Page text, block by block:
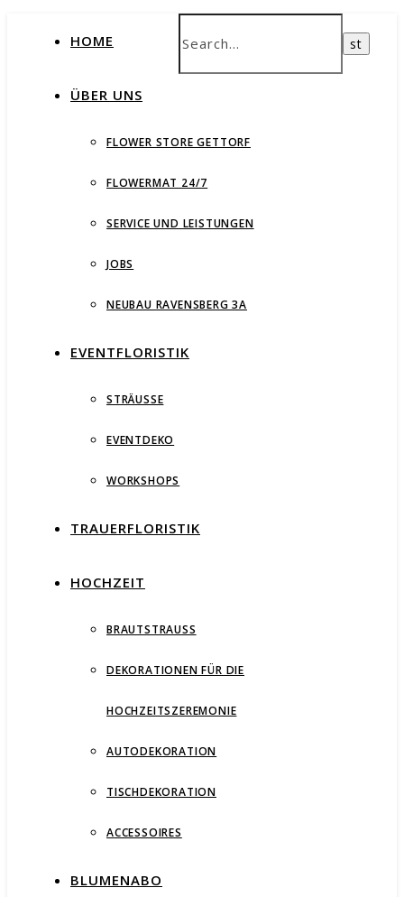
HOME
ÜBER UNS
FLOWER STORE GETTORF
FLOWERMAT 24/7
SERVICE UND LEISTUNGEN
JOBS
NEUBAU RAVENSBERG 3A
EVENTFLORISTIK
STRÄUSSE
EVENTDEKO
WORKSHOPS
TRAUERFLORISTIK
HOCHZEIT
BRAUTSTRAUSS
DEKORATIONEN FÜR DIE
HOCHZEITSZEREMONIE
AUTODEKORATION
TISCHDEKORATION
ACCESSOIRES
BLUMENABO